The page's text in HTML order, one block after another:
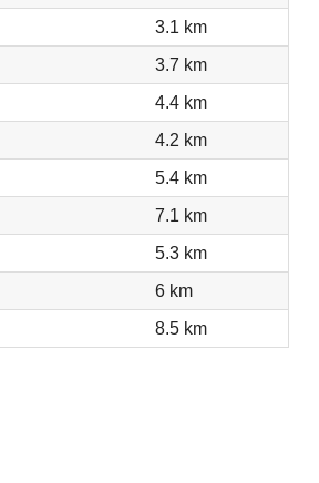
3.1 km
3.7 km
4.4 km
4.2 km
5.4 km
7.1 km
5.3 km
6 km
8.5 km